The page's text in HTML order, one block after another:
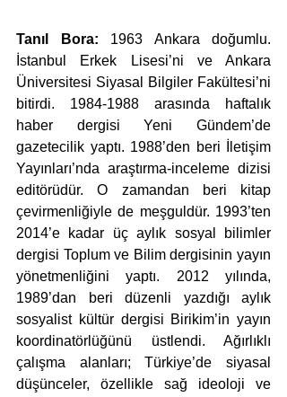
Tanıl Bora: 1963 Ankara doğumlu.
İstanbul Erkek Lisesi’ni ve Ankara
Üniversitesi Siyasal Bilgiler Fakültesi’ni
bitirdi. 1984-1988 arasında haftalık
haber dergisi Yeni Gündem’de
gazetecilik yaptı. 1988’den beri İletişim
Yayınları’nda araştırma-inceleme dizisi
editörüdür. O zamandan beri kitap
çevirmenliğiyle de meşguldür. 1993’ten
2014’e kadar üç aylık sosyal bilimler
dergisi Toplum ve Bilim dergisinin yayın
yönetmenliğini yaptı. 2012 yılında,
1989’dan beri düzenli yazdığı aylık
sosyalist kültür dergisi Birikim’in yayın
koordinatörlüğünü üstlendi. Ağırlıklı
çalışma alanları; Türkiye’de siyasal
düşünceler, özellikle sağ ideoloji ve